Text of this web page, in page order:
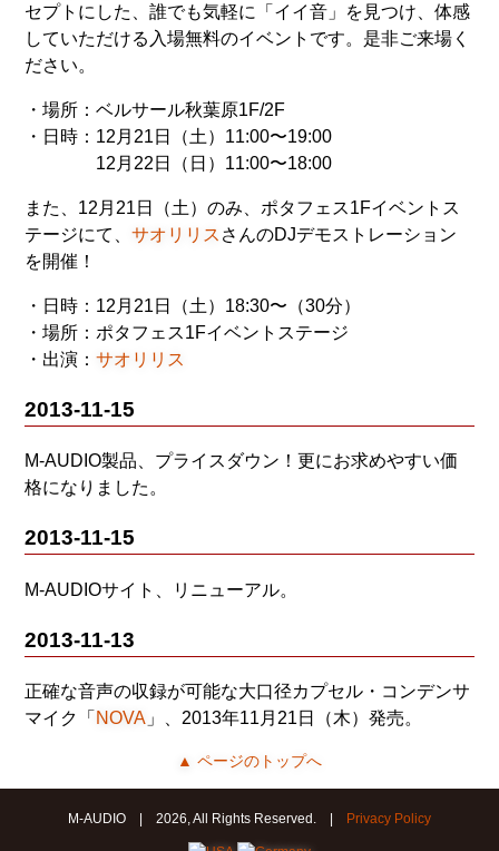
セプトにした、誰でも気軽に「イイ音」を見つけ、体感
していただける入場無料のイベントです。是非ご来場く
ださい。
・場所：ベルサール秋葉原1F/2F
・日時：12月21日（土）11:00〜19:00
12月22日（日）11:00〜18:00
また、12月21日（土）のみ、ポタフェス1Fイベントス
テージにて、サオリリス さんのDJデモストレーション
を開催！
・日時：12月21日（土）18:30〜（30分）
・場所：ポタフェス1Fイベントステージ
・出演：サオリリス
2013-11-15
M-AUDIO製品、プライスダウン！更にお求めやすい価
格になりました。
2013-11-15
M-AUDIOサイト、リニューアル。
2013-11-13
正確な音声の収録が可能な大口径カプセル・コンデンサ
マイク「 NOVA 」、2013年11月21日（木）発売。
▲ ページのトップへ
M-AUDIO | 2026, All Rights Reserved. | Privacy Policy